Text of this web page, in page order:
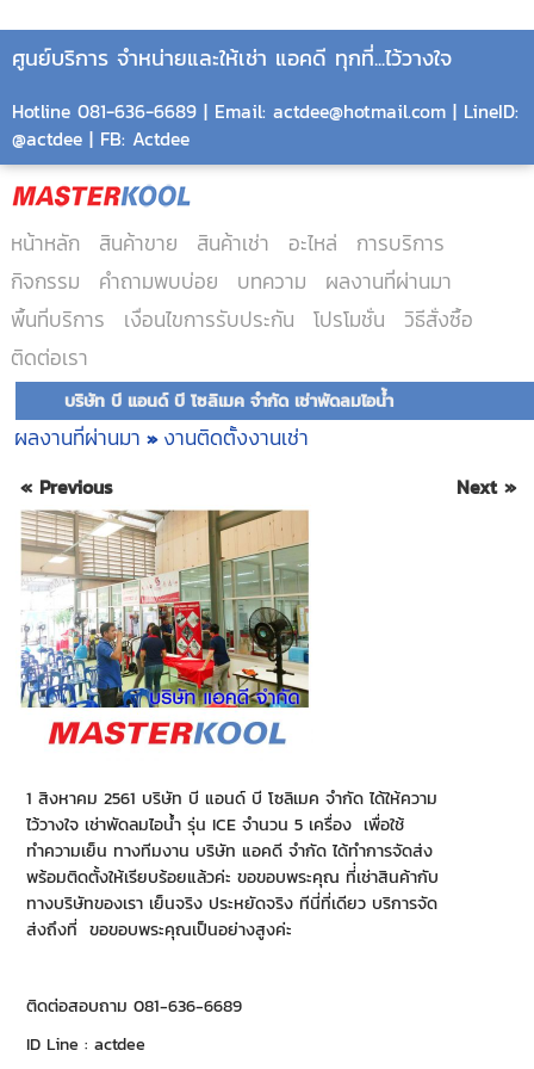
ศูนย์บริการ จำหน่ายและให้เช่า แอคดี ทุกที่...ไว้วางใจ
Hotline 081-636-6689 | Email: actdee@hotmail.com | LineID:
@actdee | FB: Actdee
หน้าหลัก สินค้าขาย สินค้าเช่า อะไหล่
การบริการ
กิจกรรม
คำถามพบบ่อย บทความ
ผลงานที่ผ่านมา
พื้นที่บริการ
เงื่อนไขการรับประกัน โปรโมชั่น
วิธีสั่งซื้อ
ติดต่อเรา
บริษัท บี แอนด์ บี โซลิเมค จำกัด เช่าพัดลมไอน้ำ
ผลงานที่ผ่านมา » งานติดตั้งงานเช่า
« Previous Next »
1 สิงหาคม 2561 บริษัท บี แอนด์ บี โซลิเมค จำกัด ได้ให้ความ
ไว้วางใจ เช่าพัดลมไอน้ำ รุ่น ICE จำนวน 5 เครื่อง เพื่อใช้
ทำความเย็น ทางทีมงาน บริษัท แอคดี จำกัด ได้ทำการจัดส่ง
พร้อมติดตั้งให้เรียบร้อยแล้วค่ะ ขอขอบพระคุณ ที่่เช่าสินค้ากับ
ทางบริษัทของเรา เย็นจริง ประหยัดจริง ทีนี่ที่เดียว บริการจัด
ส่งถึงที่ ขอขอบพระคุณเป็นอย่างสูงค่ะ
ติดต่อสอบถาม 081-636-6689
ID Line : actdee